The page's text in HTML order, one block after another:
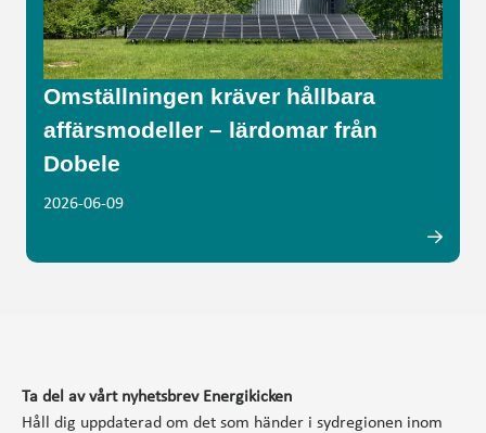
Omställningen kräver hållbara
affärsmodeller – lärdomar från
Dobele
2026-06-09
Ta del av vårt nyhetsbrev Energikicken
Håll dig uppdaterad om det som händer i sydregionen inom